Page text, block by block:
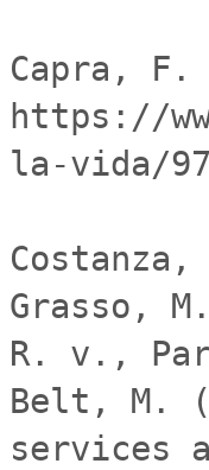
Capra,
https://
la-vida/
Grasso,
R. v.,
Belt, M.
services